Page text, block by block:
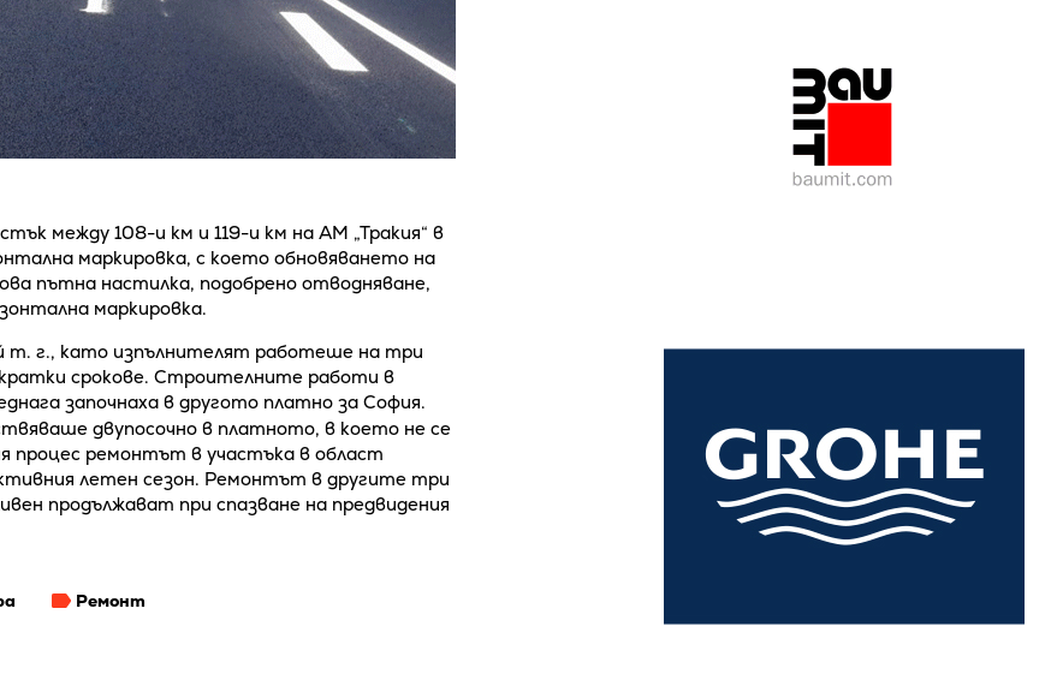
между 108-и км и 119-и км на АМ „Тракия“ в
маркировка, с което обновяването на
пътна настилка, подобрено отводняване,
маркировка.
т. г., като изпълнителят работеше на три
срокове. Строителните работи в
започнаха в другото платно за София.
двупосочно в платното, в което не се
процес ремонтът в участъка в област
летен сезон. Ремонтът в другите три
продължават при спазване на предвидения
Ремонт